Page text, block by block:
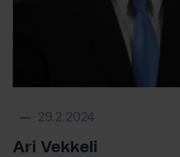
29.2.2024
Ari Vekkeli